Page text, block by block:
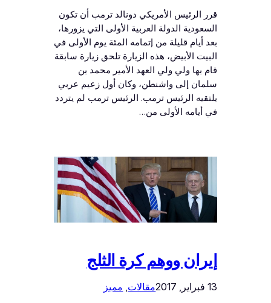
قرر الرئيس الأمريكي دونالد ترمب أن تكون
السعودية الدولة العربية الأولى التي يزورها،
بعد أيام قليلة من إتمامه المئة يوم الأولى في
البيت الأبيض، هذه الزيارة تلحق زيارة سابقة
قام بها ولي ولي العهد الأمير محمد بن
سلمان إلى واشنطن، وكان أول زعيم عربي
يلتقيه الرئيس ترمب. الرئيس ترمب لم يتردد
في أيامه الأولى من…
إيران ووهم كرة الثلج
13 فبراير, 2017 مقالات مميز